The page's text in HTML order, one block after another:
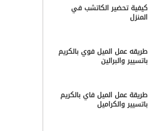
كيفية تحضير الكاتشب في
المنزل
طريقه عمل الميل فوي بالكريم
باتسيير والبرالين
طريقة عمل الميل فاي بالكريم
باتسيير والكراميل